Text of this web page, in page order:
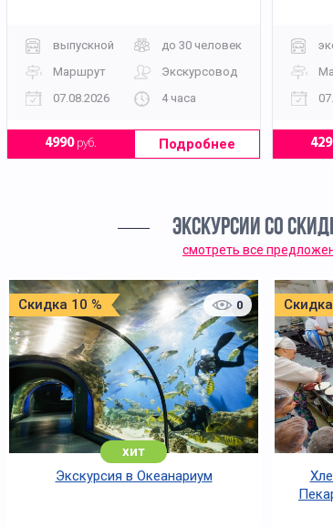
выпускной
до 30 человек
Маршрут
Экскурсовод
07.08.2026
4 часа
4990руб. Подробнее
ЭКСКУРСИИ СО
смотреть все
Скидка 10 % 0
хит
Экскурсия в Океанариум